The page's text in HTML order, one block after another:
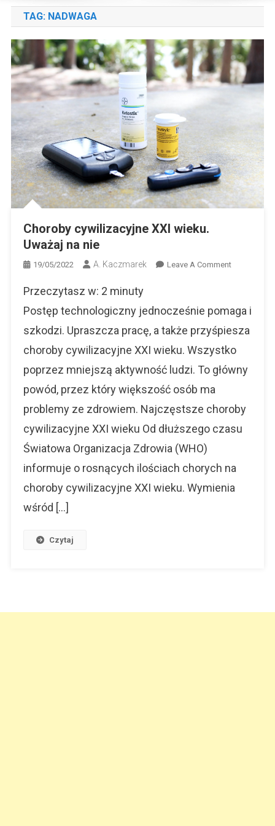
TAG: NADWAGA
Choroby cywilizacyjne XXI wieku.
Uważaj na nie
19/05/2022 A. Kaczmarek Leave A CommentOn
Uważaj
Na
Przeczytasz w: 2 minuty
Postęp technologiczny jednocześnie pomaga i
szkodzi. Upraszcza pracę, a także przyśpiesza
choroby cywilizacyjne XXI wieku. Wszystko
poprzez mniejszą aktywność ludzi. To główny
powód, przez który większość osób ma
problemy ze zdrowiem. Najczęstsze choroby
cywilizacyjne XXI wieku Od dłuższego czasu
Światowa Organizacja Zdrowia (WHO)
informuje o rosnących ilościach chorych na
choroby cywilizacyjne XXI wieku. Wymienia
wśród […]
Czytaj